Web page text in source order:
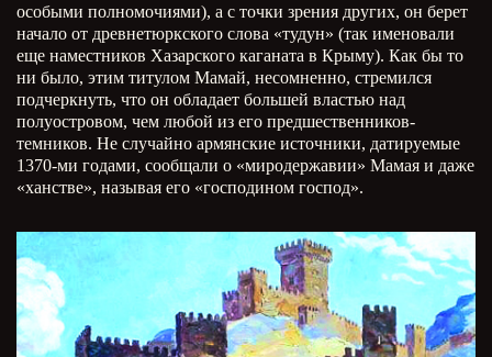
особыми полномочиями), а с точки зрения других, он берет
начало от древнетюркского слова «тудун» (так именовали
еще наместников Хазарского каганата в Крыму). Как бы то
ни было, этим титулом Мамай, несомненно, стремился
подчеркнуть, что он обладает большей властью над
полуостровом, чем любой из его предшественников-
темников. Не случайно армянские источники, датируемые
1370-ми годами, сообщали о «миродержавии» Мамая и даже
«ханстве», называя его «господином господ».